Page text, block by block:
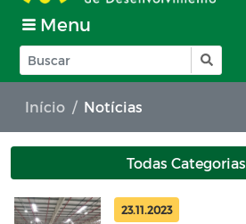
Menu
Início Notícias
Todas Categorias
23.11.2023